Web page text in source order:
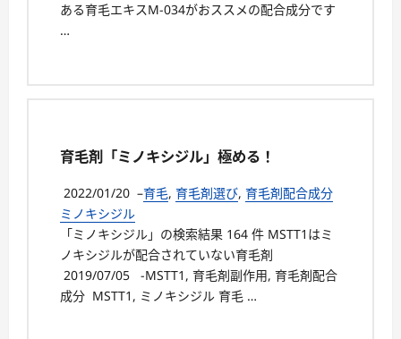
ある育毛エキスM-034がおススメの配合成分です
…
育毛剤「ミノキシジル」極める！
2022/01/20 –育毛, 育毛剤選び, 育毛剤配合成分
ミノキシジル
「ミノキシジル」の検索結果 164 件 MSTT1はミ
ノキシジルが配合されていない育毛剤
2019/07/05 -MSTT1, 育毛剤副作用, 育毛剤配合
成分 MSTT1, ミノキシジル 育毛 …